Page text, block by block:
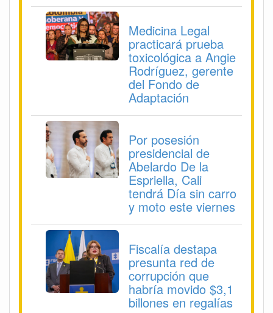
Medicina Legal
practicará prueba
toxicológica a Angie
Rodríguez, gerente
del Fondo de
Adaptación
Por posesión
presidencial de
Abelardo De la
Espriella, Cali
tendrá Día sin carro
y moto este viernes
Fiscalía destapa
presunta red de
corrupción que
habría movido $3,1
billones en regalías